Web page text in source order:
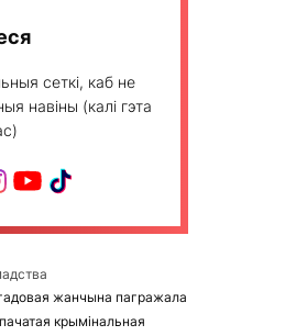
сеткі, каб не
навіны (калі гэта
жанчына пагражала
крымінальная